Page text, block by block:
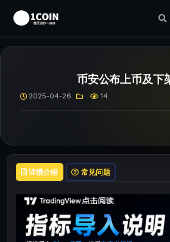
币安公布上币及下
2025-04-26 14
详情介绍 常见问题